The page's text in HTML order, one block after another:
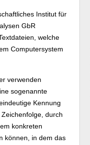
Institut für
GbR
welche
Computersystem
verwenden
sogenannte
Kennung
durch
konkreten
können, in dem das